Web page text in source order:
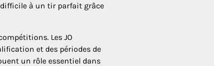
difficile à un tir parfait grâce
Les JO
et des périodes de
un rôle essentiel dans